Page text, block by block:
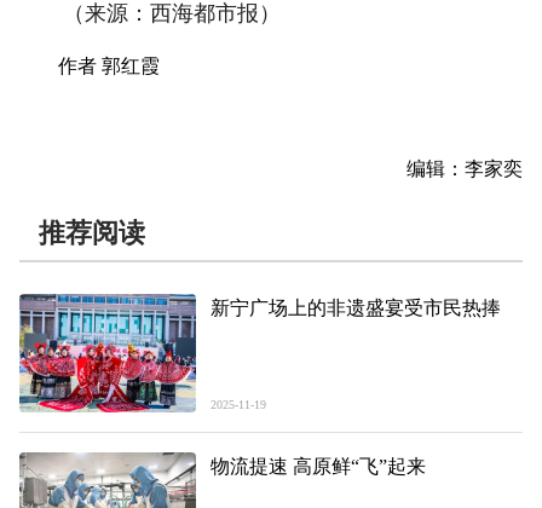
（来源：西海都市报）
作者 郭红霞
编辑：李家奕
推荐阅读
新宁广场上的非遗盛宴受市民热捧
2025-11-19
物流提速 高原鲜“飞”起来